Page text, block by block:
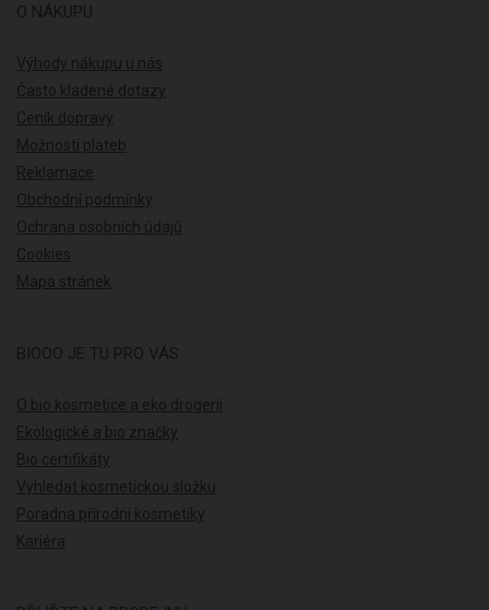
O NÁKUPU
Výhody nákupu u nás
Často kladené dotazy
Ceník dopravy
Možnosti plateb
Reklamace
Obchodní podmínky
Ochrana osobních údajů
Cookies
Mapa stránek
BIOOO JE TU PRO VÁS
O bio kosmetice a eko drogerii
Ekologické a bio značky
Bio certifikáty
Vyhledat kosmetickou složku
Poradna přírodní kosmetiky
Kariéra